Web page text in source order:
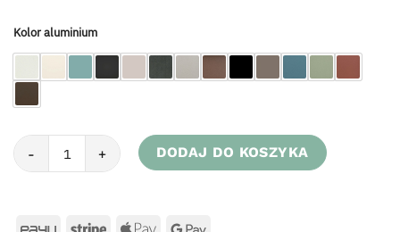
Kolor aluminium
ilość Krzesło Forest DODAJ DO KOSZYKA